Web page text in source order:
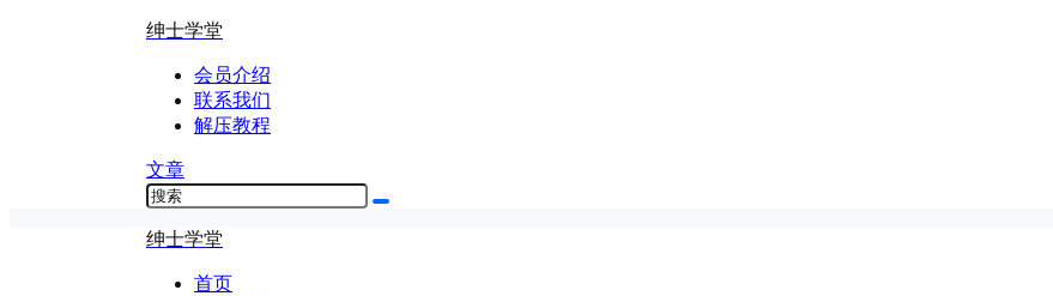
绅士学堂
会员介绍
联系我们
解压教程
文章
绅士学堂
首页